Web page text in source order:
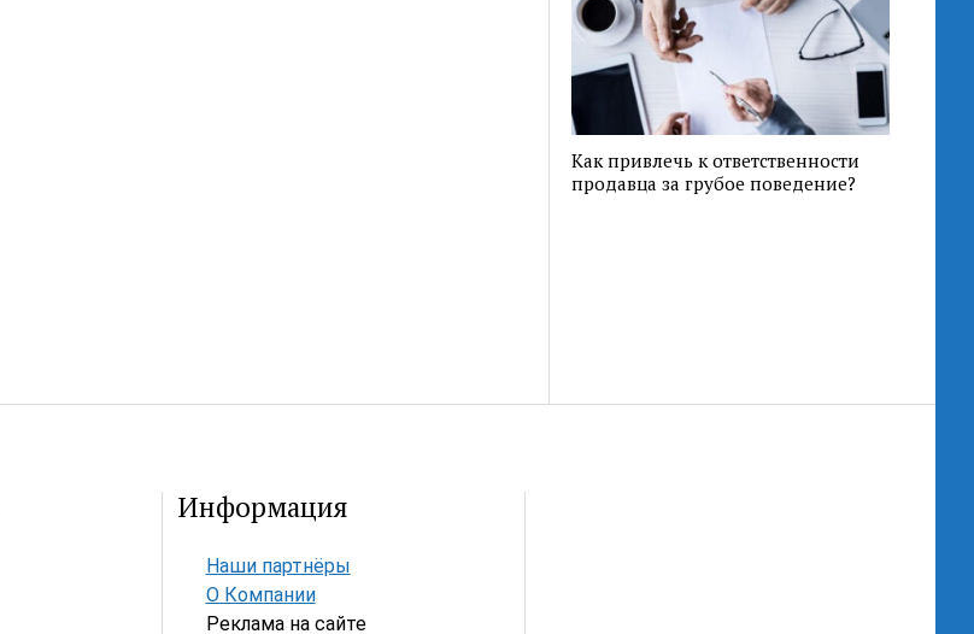
Как привлечь к ответственности
продавца за грубое поведение?
Информация
Наши партнёры
О Компании
Реклама на сайте